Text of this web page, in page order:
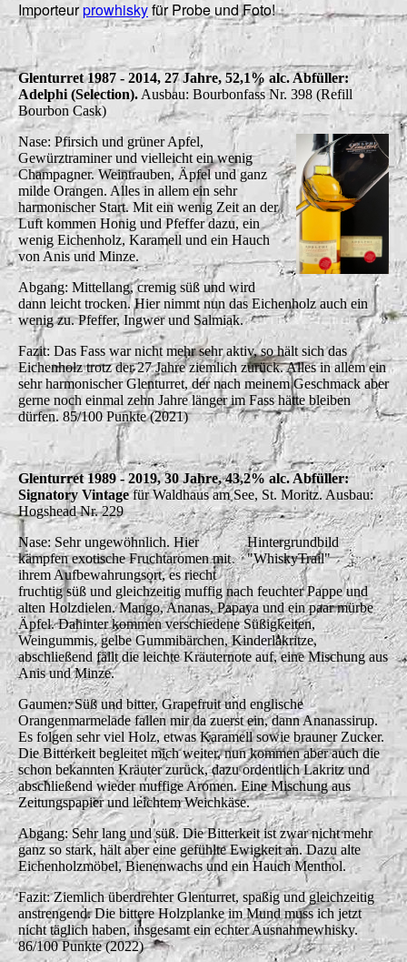
Importeurprowhiskyfür Probe und Foto!
Glenturret 1987 - 2014, 27 Jahre, 52,1% alc. Abfüller:
Adelphi (Selection). Ausbau: Bourbonfass Nr. 398 (Refill
Bourbon Cask)
Nase: Pfirsich und grüner Apfel,
Gewürztraminer und vielleicht ein wenig
Champagner. Weintrauben, Äpfel und ganz
milde Orangen. Alles in allem ein sehr
harmonischer Start. Mit ein wenig Zeit an der
Luft kommen Honig und Pfeffer dazu, ein
wenig Eichenholz, Karamell und ein Hauch
von Anis und Minze.
Abgang: Mittellang, cremig süß und wird
dann leicht trocken. Hier nimmt nun das Eichenholz auch ein
wenig zu. Pfeffer, Ingwer und Salmiak.
Fazit: Das Fass war nicht mehr sehr aktiv, so hält sich das
Eichenholz trotz der 27 Jahre ziemlich zurück. Alles in allem ein
sehr harmonischer Glenturret, der nach meinem Geschmack aber
gerne noch einmal zehn Jahre länger im Fass hätte bleiben
dürfen. 85/100 Punkte (2021)
Glenturret 1989 - 2019, 30 Jahre, 43,2% alc. Abfüller:
Signatory Vintagefür Waldhaus am See, St. Moritz. Ausbau:
Hogshead Nr. 229
Hintergrundbild
"WhiskyTrail"
Nase: Sehr ungewöhnlich. Hier
kämpfen exotische Fruchtaromen mit
ihrem Aufbewahrungsort, es riecht
fruchtig süß und gleichzeitig muffig nach feuchter Pappe und
alten Holzdielen. Mango, Ananas, Papaya und ein paar mürbe
Äpfel. Dahinter kommen verschiedene Süßigkeiten,
Weingummis, gelbe Gummibärchen, Kinderlakritze,
abschließend fällt die leichte Kräuternote auf, eine Mischung aus
Anis und Minze.
Gaumen: Süß und bitter, Grapefruit und englische
Orangenmarmelade fallen mir da zuerst ein, dann Ananassirup.
Es folgen sehr viel Holz, etwas Karamell sowie brauner Zucker.
Die Bitterkeit begleitet mich weiter, nun kommen aber auch die
schon bekannten Kräuter zurück, dazu ordentlich Lakritz und
abschließend wieder muffige Aromen. Eine Mischung aus
Zeitungspapier und leichtem Weichkäse.
Abgang: Sehr lang und süß. Die Bitterkeit ist zwar nicht mehr
ganz so stark, hält aber eine gefühlte Ewigkeit an. Dazu alte
Eichenholzmöbel, Bienenwachs und ein Hauch Menthol.
Fazit: Ziemlich überdrehter Glenturret, spaßig und gleichzeitig
anstrengend. Die bittere Holzplanke im Mund muss ich jetzt
nicht täglich haben, insgesamt ein echter Ausnahmewhisky.
86/100 Punkte (2022)